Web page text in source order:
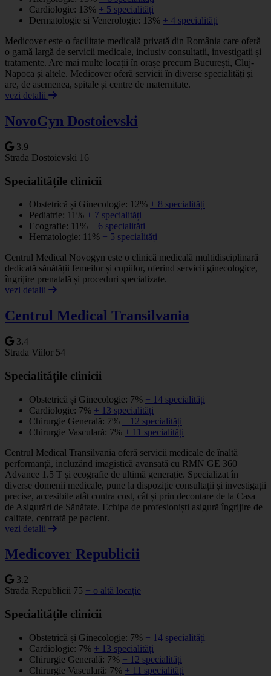
Cardiologie: 13% + 5 specialități
Dermatologie si Venerologie: 13% + 4 specialități
Medicover este o facilitate medicală privată din România care oferă
o gamă largă de servicii medicale, inclusiv consultații, investigații și
tratamente. Are mai multe locații în orașe precum București, Cluj-
Napoca și altele. Medicover oferă servicii în diverse specialități și
are, de asemenea, spitale și centre de maternitate.
vezi detalii
NovoGyn Dostoievski
3.9
Strada Dostoievski 16
Specialitățile clinicii
Obstetrică și Ginecologie: 12% + 8 specialități
Pediatrie: 11% + 7 specialități
Ecografie: 11% + 6 specialități
Hematologie: 11% + 5 specialități
Centrul Medical Novogyn este o clinică medicală multidisciplinară
dedicată sănătății femeilor și copiilor, oferind servicii ginecologice,
îngrijire prenatală și proceduri specializate.
vezi detalii
Centrul Medical Transilvania
3.4
Strada Viilor 54
Specialitățile clinicii
Obstetrică și Ginecologie: 7% + 14 specialități
Cardiologie: 7% + 13 specialități
Chirurgie Generală: 7% + 12 specialități
Chirurgie Vasculară: 7% + 11 specialități
Centrul Medical Transilvania oferă servicii medicale de înaltă
performanță, incluzând imagistică avansată cu RMN GE 360
Advance 1.5 T și ecografie de ultimă generație. Specializat în
diverse domenii medicale, pune la dispoziție consultații și investigații
precise, accesibile atât contra cost, cât și prin decontare de la Casa
de Asigurări de Sănătate. Echipa de profesioniști asigură îngrijire de
calitate, centrată pe pacient.
vezi detalii
Medicover Republicii
3.2
Strada Republicii 75 + o altă locație
Specialitățile clinicii
Obstetrică și Ginecologie: 7% + 14 specialități
Cardiologie: 7% + 13 specialități
Chirurgie Generală: 7% + 12 specialități
Chirurgie Vasculară: 7% + 11 specialități